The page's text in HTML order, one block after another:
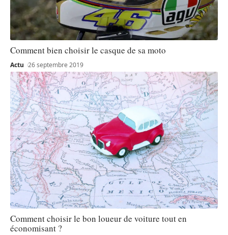
Comment bien choisir le casque de sa moto
Actu 26 septembre 2019
Comment choisir le bon loueur de voiture tout en
économisant ?